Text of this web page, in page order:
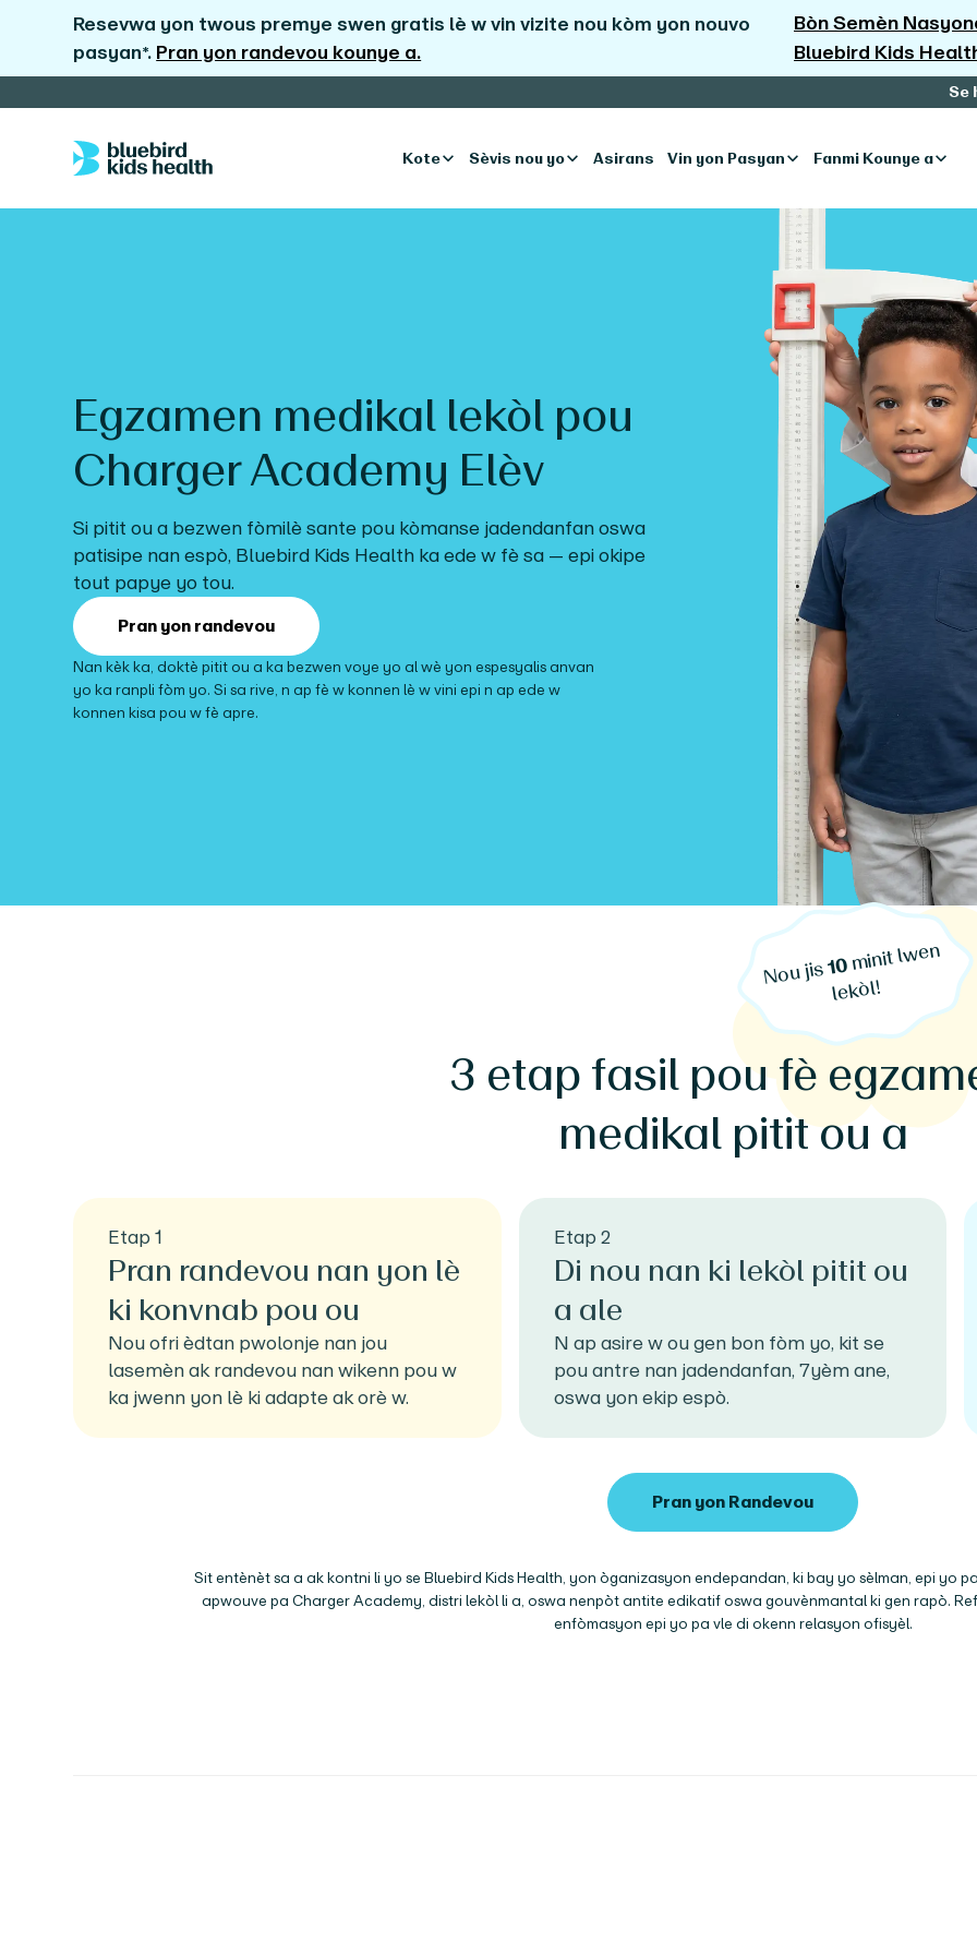
Resevwa yon twous premye swen gratis lè w vin vizite nou kòm yon nouvo
pasyan*. Pran yon randevou kounye a.
Bòn Semèn
Bluebird Kids
Se
Kote Sèvis nou yo Asirans Vin yon Pasyan Fanmi Kounye a
Egzamen medikal lekòl pou
Charger Academy Elèv
Si pitit ou a bezwen fòmilè sante pou kòmanse jadendanfan oswa
patisipe nan espò, Bluebird Kids Health ka ede w fè sa — epi okipe
tout papye yo tou.
Pran yon randevou
Nan kèk ka, doktè pitit ou a ka bezwen voye yo al wè yon espesyalis anvan
yo ka ranpli fòm yo. Si sa rive, n ap fè w konnen lè w vini epi n ap ede w
konnen kisa pou w fè apre.
Nou jis10minit l
wen
lekòl!
3 etap fasil pou fè
medikal pitit ou a
Etap 1
Pran randevou nan yon lè
ki konvnab pou ou
Nou ofri èdtan pwolonje nan jou
lasemèn ak randevou nan wikenn pou w
ka jwenn yon lè ki adapte ak orè w.
Etap 2
Di nou nan ki lekòl pitit ou
a ale
N ap asire w ou gen bon fòm yo, kit se
pou antre nan jadendanfan, 7yèm ane,
oswa yon ekip espò.
Pran yon Randevou
Sit entènèt sa a ak kontni li yo se Bluebird Kids Health, yon òganizasyon endepandan, ki bay yo sèlman, epi yo
apwouve pa Charger Academy, distri lekòl li a, oswa nenpòt antite edikatif oswa gouvènmantal ki gen rapò.
enfòmasyon epi yo pa vle di okenn relasyon ofisyèl.